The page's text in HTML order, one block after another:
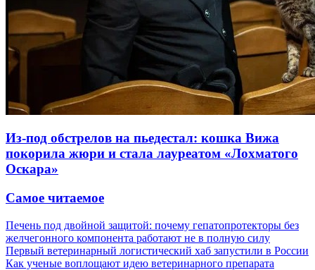
Из-под обстрелов на пьедестал: кошка Вижа
покорила жюри и стала лауреатом «Лохматого
Оскара»
Самое читаемое
Печень под двойной защитой: почему гепатопротекторы без
желчегонного компонента работают не в полную силу
Первый ветеринарный логистический хаб запустили в России
Как ученые воплощают идею ветеринарного препарата